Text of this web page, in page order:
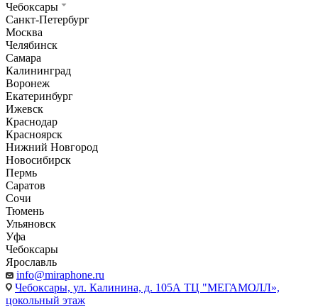
Чебоксары
Санкт-Петербург
Москва
Челябинск
Самара
Калининград
Воронеж
Екатеринбург
Ижевск
Краснодар
Красноярск
Нижний Новгород
Новосибирск
Пермь
Саратов
Сочи
Тюмень
Ульяновск
Уфа
Чебоксары
Ярославль
info@miraphone.ru
Чебоксары, ул. Калинина, д. 105А ТЦ "МЕГАМОЛЛ»,
цокольный этаж